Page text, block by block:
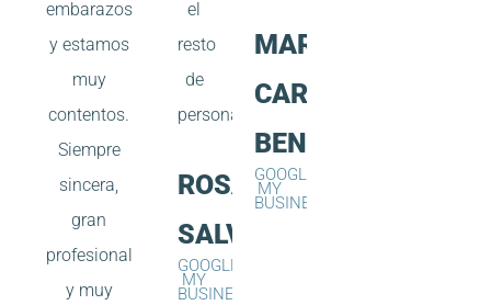
embarazos
y estamos
muy
contentos.
Siempre
sincera,
gran
profesional
y muy
el
resto
de
personal
ROSA
SALVADOR
GOOGLE
MY
BUSINESS
MARI
CARMEN
BENAGES
GOOGLE
MY
BUSINESS